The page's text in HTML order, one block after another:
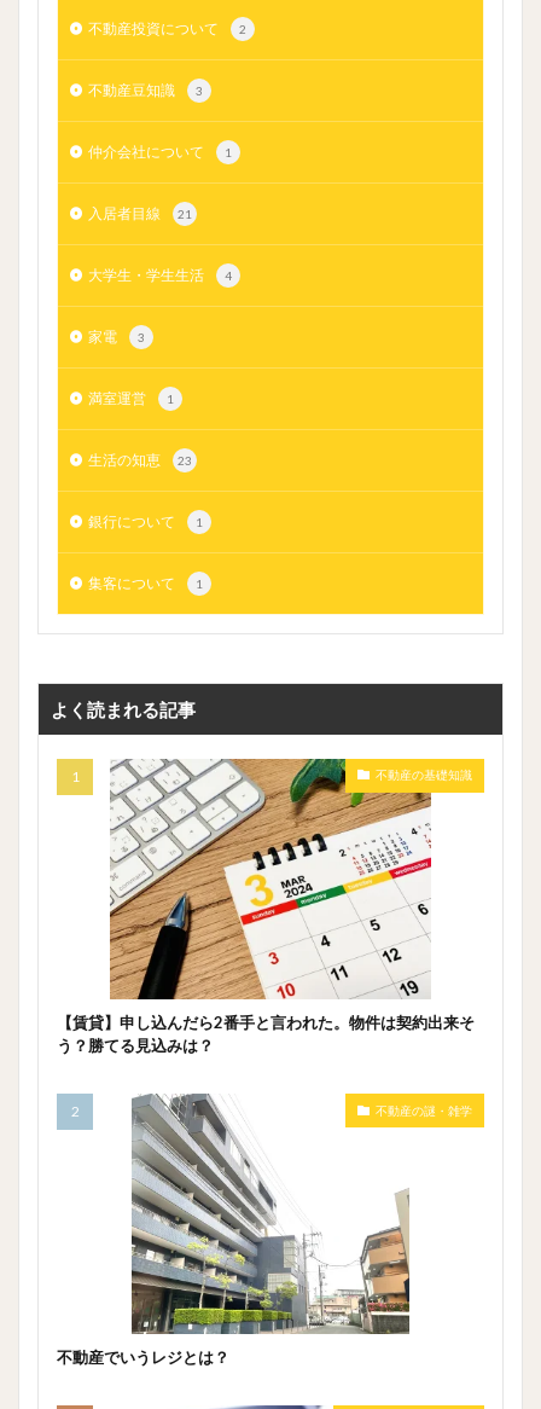
不動産投資について 2
不動産豆知識 3
仲介会社について 1
入居者目線 21
大学生・学生生活 4
家電 3
満室運営 1
生活の知恵 23
銀行について 1
集客について 1
よく読まれる記事
不動産の基礎知識
【賃貸】申し込んだら2番手と言われた。物件は契約出来そ
う？勝てる見込みは？
不動産の謎・雑学
不動産でいうレジとは？